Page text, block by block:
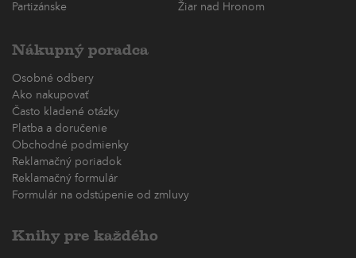
Partizánske
Žiar nad Hronom
Nákupný poradca
Osobné odbery
Ako nakupovať
Často kladené otázky
Platba a doručenie
Obchodné podmienky
Reklamačný poriadok
Reklamačný formulár
Formulár na odstúpenie od zmluvy
Knihy pre každého